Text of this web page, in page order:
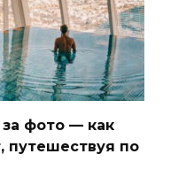
фото — как
путешествуя по